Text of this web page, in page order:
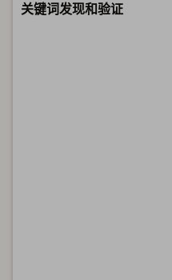
关键词发现和验证